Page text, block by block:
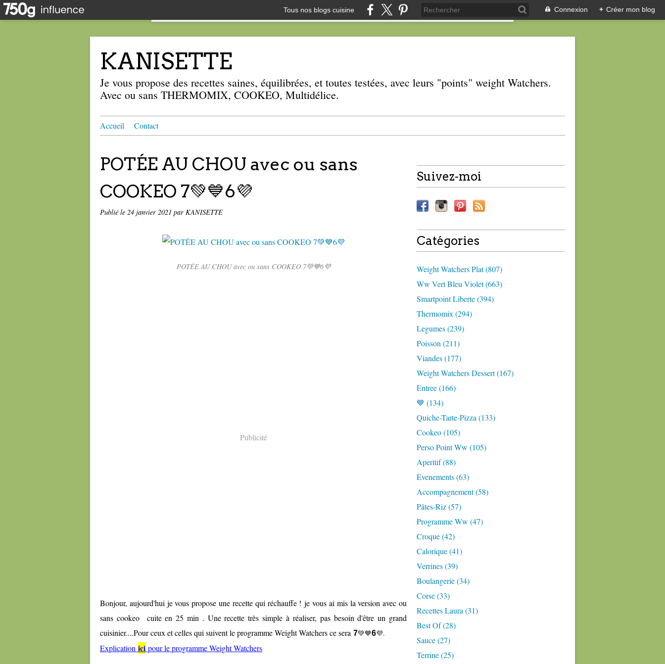
Tous nos blogs cuisine Connexion + Créer mon blog
KANISETTE
Je vous propose des recettes saines, équilibrées, et toutes testées, avec leurs "points" weight Watchers.
Avec ou sans THERMOMIX, COOKEO, Multidélice.
Accueil Contact
POTÉE AU CHOU avec ou sans
COOKEO 7💚💙6💜
Publié le 24 janvier 2021 par KANISETTE
POTÉE AU CHOU avec ou sans COOKEO 7💚💙6💜
Publicité
Bonjour, aujourd'hui je vous propose une recette qui réchauffe ! je vous ai mis la version avec ou
sans cookeo cuite en 25 min . Une recette très simple à réaliser, pas besoin d'être un grand
cuisinier....Pour ceux et celles qui suivent le programme Weight Watchers ce sera 7💚💙6💜.
Explication ici pour le programme Weight Watchers
Suivez-moi
Catégories
Weight Watchers Plat (807)
Ww Vert Bleu Violet (663)
Smartpoint Liberte (394)
Thermomix (294)
Legumes (239)
Poisson (211)
Viandes (177)
Weight Watchers Dessert (167)
Entree (166)
💙 (134)
Quiche-Tarte-Pizza (133)
Cookeo (105)
Perso Point Ww (105)
Aperitif (88)
Evenements (63)
Accompagnement (58)
Pâtes-Riz (57)
Programme Ww (47)
Croque (42)
Calorique (41)
Verrines (39)
Boulangerie (34)
Corse (33)
Recettes Laura (31)
Best Of (28)
Sauce (27)
Terrine (25)